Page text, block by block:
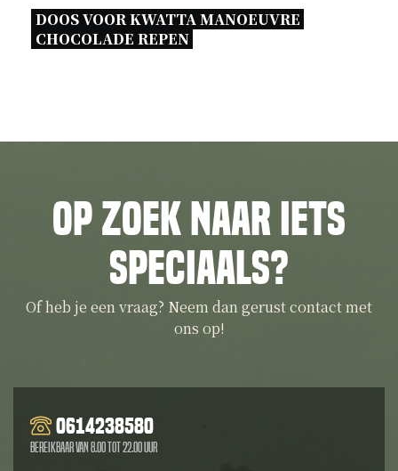
DOOS VOOR KWATTA MANOEUVRE
CHOCOLADE REPEN
Op zoek naar iets
speciaals?
Of heb je een vraag? Neem dan gerust contact met
ons op!
0614238580
Bereikbaar van 8.00 tot 22.00 uur